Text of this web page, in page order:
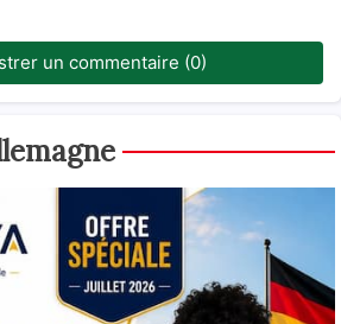
un commentaire (0)